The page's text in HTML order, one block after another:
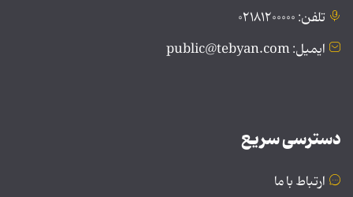
تلفن: ۰۲۱۸۱۲۰۰۰۰۰
ایمیل: public@tebyan.com
دسترسی سریع
ارتباط با ما